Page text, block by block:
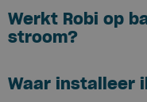
Werkt Robi op
stroom?
Waar installeer